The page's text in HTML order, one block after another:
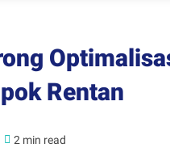
Rentan
2 min read